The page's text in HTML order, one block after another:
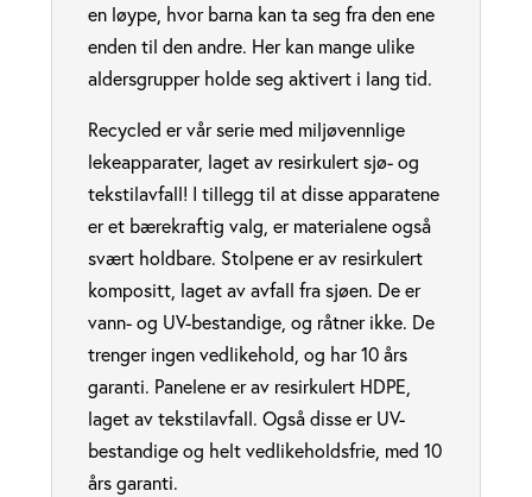
en løype, hvor barna kan ta seg fra den ene
enden til den andre. Her kan mange ulike
aldersgrupper holde seg aktivert i lang tid.
Recycled er vår serie med miljøvennlige
lekeapparater, laget av resirkulert sjø- og
tekstilavfall! I tillegg til at disse apparatene
er et bærekraftig valg, er materialene også
svært holdbare. Stolpene er av resirkulert
kompositt, laget av avfall fra sjøen. De er
vann- og UV-bestandige, og råtner ikke. De
trenger ingen vedlikehold, og har 10 års
garanti. Panelene er av resirkulert HDPE,
laget av tekstilavfall. Også disse er UV-
bestandige og helt vedlikeholdsfrie, med 10
års garanti.